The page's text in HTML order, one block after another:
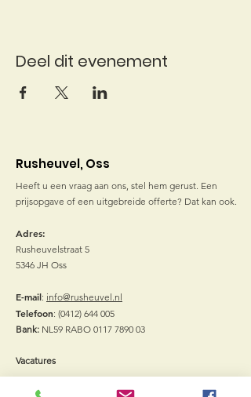
Deel dit evenement
Rusheuvel, Oss
Heeft u een vraag aan ons, stel hem gerust. Een
prijsopgave of een uitgebreide offerte? Dat kan ook.
Adres:
Rusheuvelstraat 5
5346 JH Oss
E-mail: info@rusheuvel.nl
Telefoon: (0412) 644 005
Bank: NL59 RABO 0117 7890 03
Vacatures